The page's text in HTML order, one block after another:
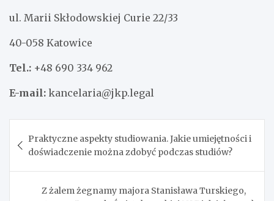
ul. Marii Skłodowskiej Curie 22/33
40-058 Katowice
Tel.: +48 690 334 962
E-mail: kancelaria@jkp.legal
wpisu
Praktyczne aspekty studiowania. Jakie umiejętności i
doświadczenie można zdobyć podczas studiów?
Z żalem żegnamy majora Stanisława Turskiego,